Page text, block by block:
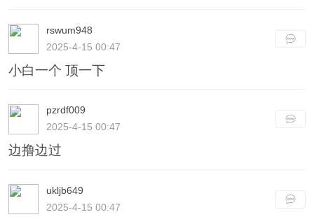
rswum948
2025-4-15 00:47
小白一个 顶一下
pzrdf009
2025-4-15 00:47
边撸边过
ukljb649
2025-4-15 00:47